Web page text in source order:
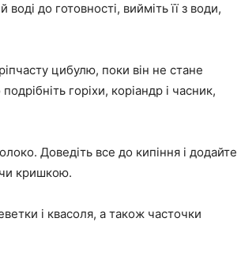
воді до готовності, вийміть її з води,
цибулю, поки він не стане
горіхи, коріандр і часник,
Доведіть все до кипіння і додайте
кришкою.
і квасоля, а також часточки